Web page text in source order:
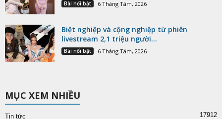
Bài nổi bật 6 Tháng Tám, 2026
Biệt nghiệp và cộng nghiệp từ phiên
livestream 2,1 triệu người...
Bài nổi bật 6 Tháng Tám, 2026
MỤC XEM NHIỀU
Tin tức 17912